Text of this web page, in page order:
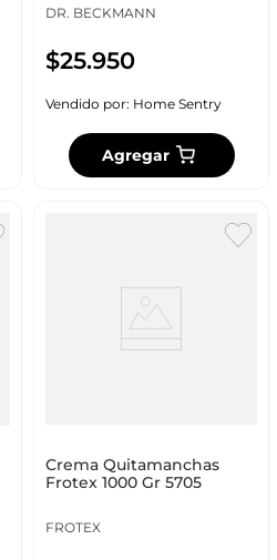
DR. BECKMANN
$25.950
Vendido por: Home Sentry
Agregar
Crema Quitamanchas
Frotex 1000 Gr 5705
FROTEX